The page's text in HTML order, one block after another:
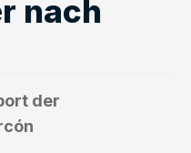
nach
der